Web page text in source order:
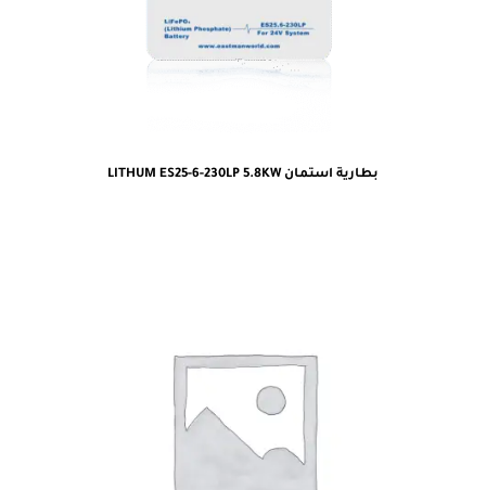
بطارية استمان LITHUM ES25-6-230LP 5.8KW